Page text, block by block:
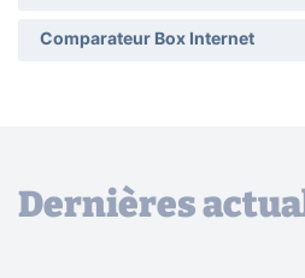
Comparateur Box Internet
Dernières